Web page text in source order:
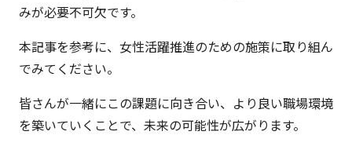
みが必要不可欠です。
本記事を参考に、女性活躍推進のための施策に取り組ん
でみてください。
皆さんが一緒にこの課題に向き合い、より良い職場環境
を築いていくことで、未来の可能性が広がります。